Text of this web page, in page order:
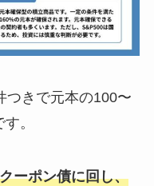
つきで元本の100〜
。
ーポン債に回し、